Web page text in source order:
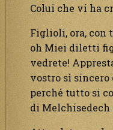
Colui che vi ha
Figlioli, ora, con
oh Miei diletti
vedrete!
vostro sì
perché tutto si
di Melchisedech